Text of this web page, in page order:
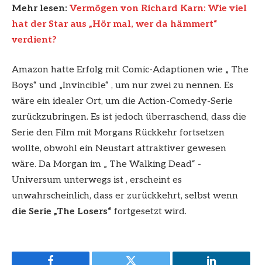
Mehr lesen: Vermögen von Richard Karn: Wie viel
hat der Star aus „Hör mal, wer da hämmert“
verdient?
Amazon hatte Erfolg mit Comic-Adaptionen wie „ The
Boys“ und „Invincible“ , um nur zwei zu nennen. Es
wäre ein idealer Ort, um die Action-Comedy-Serie
zurückzubringen. Es ist jedoch überraschend, dass die
Serie den Film mit Morgans Rückkehr fortsetzen
wollte, obwohl ein Neustart attraktiver gewesen
wäre. Da Morgan im „ The Walking Dead“ -
Universum unterwegs ist , erscheint es
unwahrscheinlich, dass er zurückkehrt, selbst wenn
die Serie „The Losers“ fortgesetzt wird.